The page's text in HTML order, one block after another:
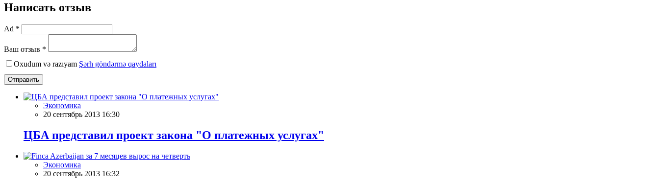
Написать отзыв
Ad *
Ваш отзыв *
Oxudum və razıyam Şərh göndərmə qaydaları
Отправить
Экономика
20 сентябрь 2013 16:30
ЦБА представил проект закона "О платежных услугах"
Экономика
20 сентябрь 2013 16:32